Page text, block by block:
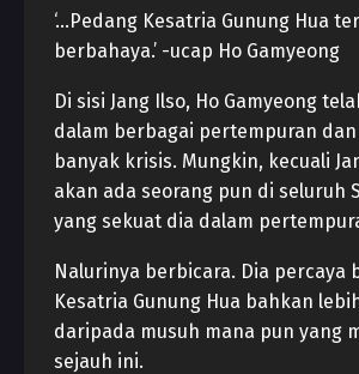
‘…Pedang Kesatria Gunung Hua
berbahaya.’ -ucap Ho Gamyeong
Di sisi Jang Ilso, Ho Gamyeong
dalam berbagai pertempuran
banyak krisis. Mungkin, kecuali
akan ada seorang pun di seluruh
yang sekuat dia dalam
Nalurinya berbicara. Dia percaya
Kesatria Gunung Hua bahkan
daripada musuh mana pun yang
sejauh ini.